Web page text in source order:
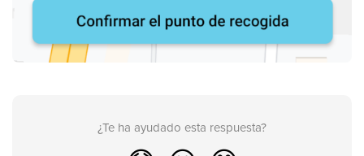
¿Te ha ayudado esta respuesta?